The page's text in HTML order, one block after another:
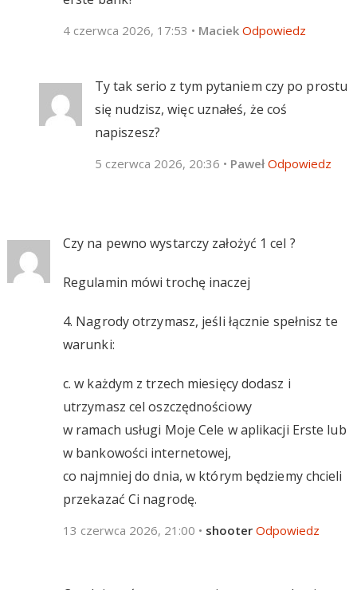
4 czerwca 2026, 17:53 • Maciek Odpowiedz
Ty tak serio z tym pytaniem czy po prostu
się nudzisz, więc uznałeś, że coś
napiszesz?
5 czerwca 2026, 20:36 • Paweł Odpowiedz
Czy na pewno wystarczy założyć 1 cel ?
Regulamin mówi trochę inaczej
4. Nagrody otrzymasz, jeśli łącznie spełnisz te
warunki:
c. w każdym z trzech miesięcy dodasz i
utrzymasz cel oszczędnościowy
w ramach usługi Moje Cele w aplikacji Erste lub
w bankowości internetowej,
co najmniej do dnia, w którym będziemy chcieli
przekazać Ci nagrodę.
13 czerwca 2026, 21:00 • shooter Odpowiedz